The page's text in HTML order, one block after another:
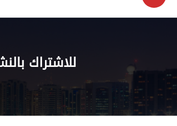
للاشتراك